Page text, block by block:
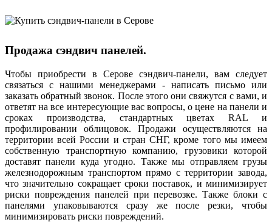
Продажа сэндвич панелей.
Чтобы приобрести в Серове сэндвич-панели, вам следует
связаться с нашими менеджерами - написать письмо или
заказать обратный звонок. После этого они свяжутся с вами, и
ответят на все интересующие вас вопросы, о цене на панели и
сроках производства, стандартных цветах RAL и
профилировании облицовок. Продажи осуществляются на
территории всей России и стран СНГ, кроме того мы имеем
собственную транспортную компанию, грузовики которой
доставят панели куда угодно. Также мы отправляем грузы
железнодорожным транспортом прямо с территории завода,
что значительно сокращает сроки поставок, и минимизирует
риски повреждения панелей при перевозке. Также блоки с
панелями упаковываются сразу же после резки, чтобы
минимизировать риски повреждений.